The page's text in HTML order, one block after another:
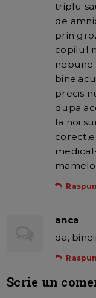
triplu
de
prin
copilul
nebune
precis
dupa
la noi
anca
da,
Scrie un